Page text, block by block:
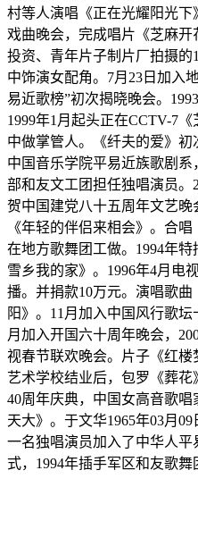
村等人演唱《正在光耀阳光下
戏曲晚会，完成唱片《芝麻开
投资、青年片子制片厂拍摄的
中饰演女配角。7月23日加入
易近歌榜”初次揭晓晚会。
1999年1月起头正在CCTV-7
中做掌管人。《纤夫的爱》
中国音乐学院平易近族歌剧
部和友文工团担任独唱演员。
贺中国建党八十五周年文艺
《年轻的伴侣来相会》。合
在地方歌舞团工做。1994年
雪乡我的家》。1996年4月电
播。并捐款10万元。演唱歌
阳》。11月加入中国风行歌
月加入开国六十周年晚会，
视春节联欢晚会。片子《红
艺术学校结业后，包罗《葬
40周年庆典，中国女高音歌
天大》。于文华1965年03月
一名独唱演员加入了中华人
式，1994年插手军区和友歌舞